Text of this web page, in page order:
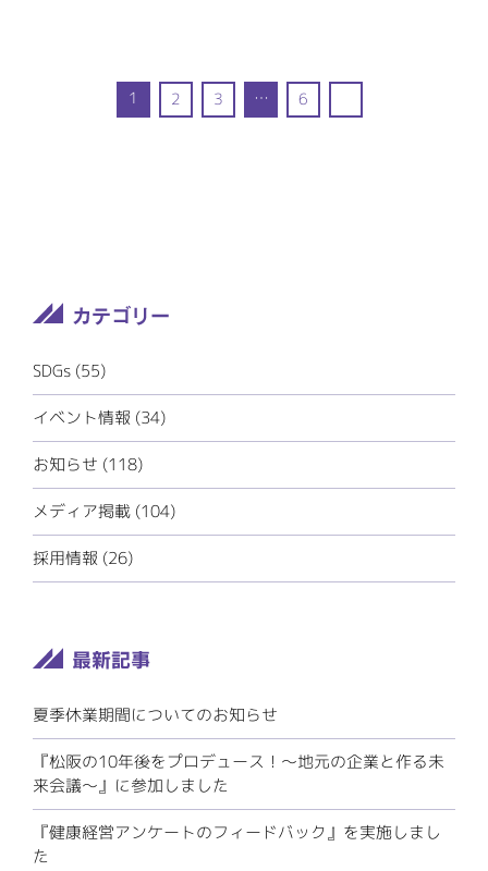
1 2 3 … 6
SDGs (55)
イベント情報 (34)
お知らせ (118)
メディア掲載 (104)
採用情報 (26)
夏季休業期間についてのお知らせ
『松阪の10年後をプロデュース！～地元の企業と作る未
来会議～』に参加しました
『健康経営アンケートのフィードバック』を実施しまし
た